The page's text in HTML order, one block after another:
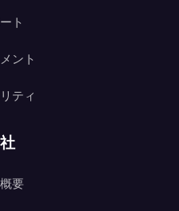
ト
ント
ティ
要